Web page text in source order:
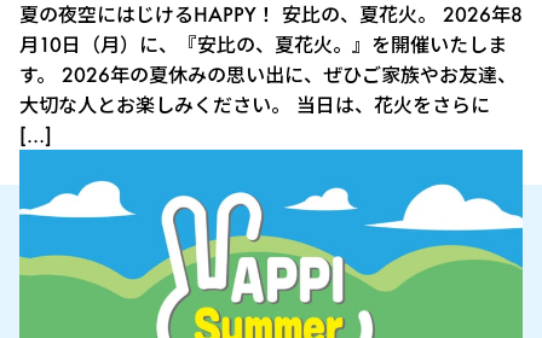
夏の夜空にはじけるHAPPY！ 安比の、夏花火。 2026年8
月10日（月）に、『安比の、夏花火。』を開催いたしま
す。 2026年の夏休みの思い出に、ぜひご家族やお友達、
大切な人とお楽しみください。 当日は、花火をさらに
[…]